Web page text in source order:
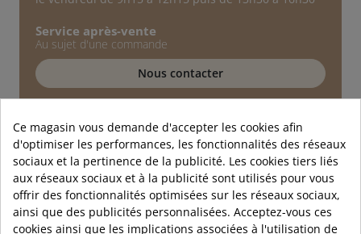
Service après-vente
Au sujet d'une commande
Nous contacter
Conseils d'experts
01 89 72 40 90
Ce magasin vous demande d'accepter les cookies afin
d'optimiser les performances, les fonctionnalités des réseaux
sociaux et la pertinence de la publicité. Les cookies tiers liés
aux réseaux sociaux et à la publicité sont utilisés pour vous
offrir des fonctionnalités optimisées sur les réseaux sociaux,
ainsi que des publicités personnalisées. Acceptez-vous ces
cookies ainsi que les implications associées à l'utilisation de